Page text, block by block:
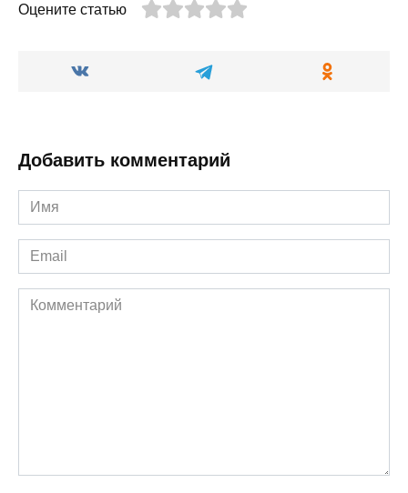
Оцените статью
Добавить комментарий
Имя
*
Email
*
Комментарий